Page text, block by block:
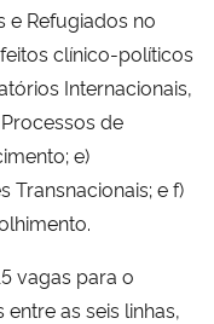
e Refugiados no
clínico-políticos
Internacionais,
de
e)
Transnacionais; e f)
vagas para o
as seis linhas,